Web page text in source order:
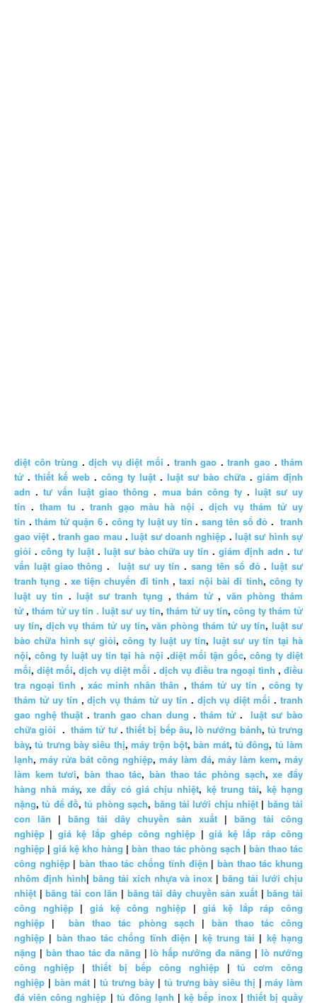
diệt côn trùng .dịch vụ diệt mối . tranh gao .tranh gao .thám
tử . thiết kế web . công ty luật . luật sư bào chữa . giám định
adn .tư vấn luật giao thông . mua bán công ty. luật sư uy
tín . tham tu . tranh gạo màu hà nội .dịch vụ thám tử uy
tín .thám tử quận 6. công ty luật uy tín . sang tên sổ đỏ .tranh
gao việt .tranh gao mau .luật sư doanh nghiệp .luật sư hình sự
giỏi . công ty luật. luật sư bào chữa uy tín .giám định adn .tư
vấn luật giao thông . luật sư uy tín .sang tên sổ đỏ.luật sư
tranh tụng . xe tiện chuyến đi tỉnh ,taxi nội bài đi tỉnh, công ty
luật uy tín .luật sư tranh tụng ,thám tử, văn phòng thám
tử ,thám tử uy tín . luật sư uy tín, thám tử uy tín, công ty thám tử
uy tín, dịch vụ thám tử uy tín,văn phòng thám tử uy tín,luật sư
bào chữa hình sự giỏi,công ty luật uy tín, luật sư uy tín tại hà
nội,công ty luật uy tín tại hà nội .diệt mối tận gốc, công ty diệt
mối,diệt mối,dịch vụ diệt mối . dịch vụ điều tra ngoại tình ,điều
tra ngoại tình , xác minh nhân thân , thám tử uy tín , công ty
thám tử uy tín ,dịch vụ thám tử uy tín . dịch vụ diệt mối .tranh
gao nghệ thuật.tranh gao chan dung . thám tử.luật sư bào
chữa giỏi .thám tử tư.thiết bị bếp âu,lò nướng bánh, tủ trưng
bày,tủ trưng bày siêu thị,máy trộn bột,bàn mát, tủ đông, tủ làm
lạnh, máy rửa bát công nghiệp, máy làm đá, máy làm kem, máy
làm kem tươi,bàn thao tác,bàn thao tác phòng sạch,xe đẩy
hàng nhà máy, xe đẩy có giá chịu nhiệt, kệ trung tải, kệ hạng
nặng,tủ để đồ,tủ phòng sạch, băng tải lưới chịu nhiệt| băng tải
con lăn | băng tải dây chuyền sản xuất | băng tải công
nghiệp | giá kệ lắp ghép công nghiệp |giá kệ lắp ráp công
nghiệp |giá kệ kho hàng |bàn thao tác phòng sạch | bàn thao tác
công nghiệp|bàn thao tác chống tĩnh điện | bàn thao tác khung
nhôm định hình| băng tải xích nhựa và inox |băng tải lưới chịu
nhiệt |băng tải con lăn | băng tải dây chuyền sản xuất |băng tải
công nghiệp|giá kệ công nghiệp |giá kệ lắp ráp công
nghiệp |bàn thao tác phòng sạch | bàn thao tác công
nghiệp | bàn thao tác chống tĩnh điện | kệ trung tải | kệ hạng
nặng | bàn thao tác đa năng |lò hấp nướng đa năng |lò nướng
công nghiệp|thiết bị bếp công nghiệp|tủ cơm công
nghiệp | bàn mát | tủ trưng bày | tủ trưng bày siêu thị |máy làm
đá viên công nghiệp | tủ đông lạnh |kệ bếp inox| thiết bị quầy